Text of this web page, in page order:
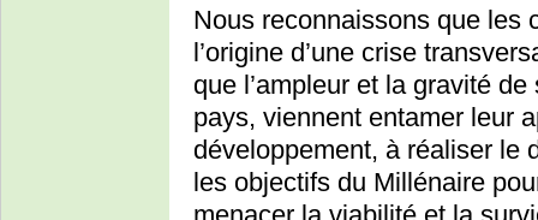
Nous reconnaissons que les
l’origine d’une crise
que l’ampleur et la gravité
pays, viennent entamer leur
développement, à réaliser le
les objectifs du Millénaire